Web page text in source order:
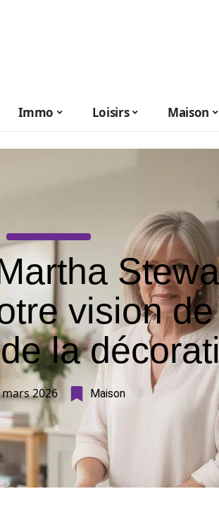
Immo Loisirs Maison
vision
la
mars 2026 Maison